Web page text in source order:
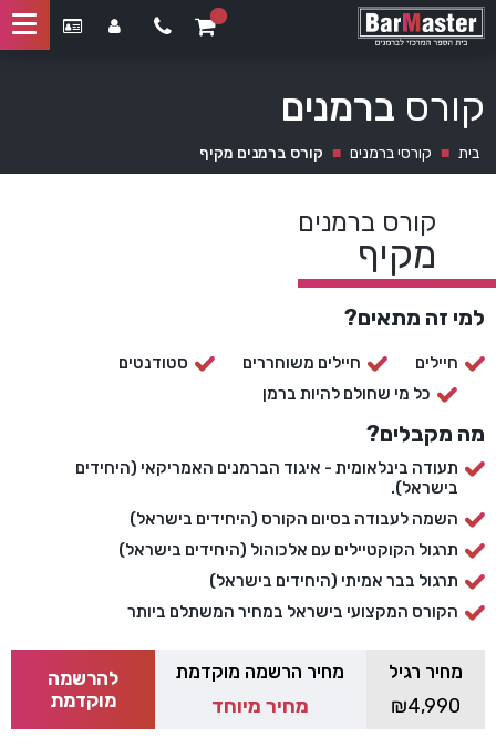
קורס ברמנים
בית ■ קורסי ברמנים ■ קורס ברמנים מקיף
קורס ברמנים
מקיף
למי זה מתאים?
חיילים חיילים משוחררים
סטודנטים
כל מי שחולם להיות ברמן
מה מקבלים?
תעודה בינלאומית - איגוד הברמנים האמריקאי (היחידים
בישראל).
השמה לעבודה בסיום הקורס (היחידים בישראל)
תרגול הקוקטיילים עם אלכוהול (היחידים בישראל)
תרגול בבר אמיתי (היחידים בישראל)
הקורס המקצועי בישראל במחיר המשתלם ביותר
מחיר רגיל
₪4,990
מחיר הרשמה מוקדמת
מחיר מיוחד
להרשמה
מוקדמת